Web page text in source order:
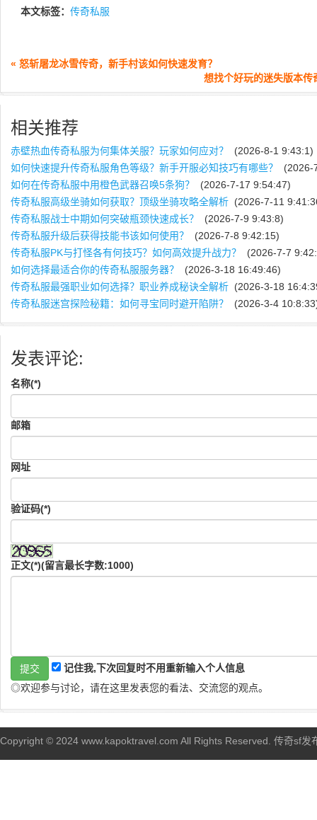
本文标签： 传奇私服
« 怒斩屠龙冰雪传奇，新手村该如何快速发育？
想找个好玩的迷失版本
相关推荐
赤壁热血传奇私服为何集体关服？玩家如何应对？
(2026-8-1 9:43:1)
如何快速提升传奇私服角色等级？新手开服必知技巧有哪些？
(2026-
如何在传奇私服中用橙色武器召唤5条狗？
(2026-7-17 9:54:47)
传奇私服高级坐骑如何获取？顶级坐骑攻略全解析 (2026-7-11
传奇私服战士中期如何突破瓶颈快速成长？
(2026-7-9 9:43:8)
传奇私服升级后获得技能书该如何使用？
(2026-7-8 9:42:15)
传奇私服PK与打怪各有何技巧？如何高效提升战力？
(2026-7-7
如何选择最适合你的传奇私服服务器？
(2026-3-18 16:49:46)
传奇私服最强职业如何选择？职业养成秘诀全解析 (2026-3-18
传奇私服迷宫探险秘籍：如何寻宝同时避开陷阱？
(2026-3-4
发表评论:
名称(*)
邮箱
网址
验证码(*)
正文(*)(留言最长字数:1000)
记住我,下次回复时不用重新输入个人信息
◎欢迎参与讨论，请在这里发表您的看法、交流您的观点。
Copyright © 2024 www.kapoktravel.com All Rights Reserved. 传奇sf发